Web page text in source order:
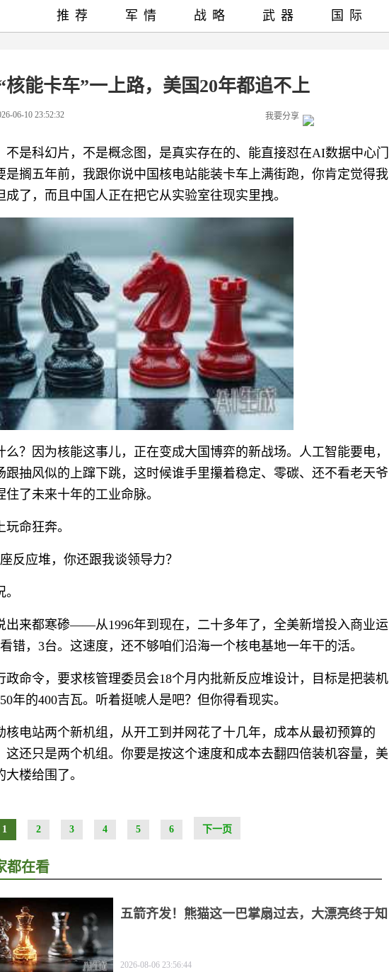
核能卡车”一上路，美国20年都追不上
06-10 23:52:32 我要分享
是科幻片，不是概念图，是真实存在的、能直接怼在AI数据中心门
是搁五年前，我跟你说中国核电站能装卡车上满街跑，你肯定觉得我
了，而且中国人正在把它从实验室往现实里拽。
？因为核能这事儿，正在变成大国博弈的新战场。人工智能要电，
跟抽风似的上蹿下跳，这时候谁手里攥着稳定、零碳、还不看老天爷
了未来十年的工业命脉。
命狂奔。
反应堆，你还跟我谈领导力？
出来都寒碜——从1996年到现在，二十多年了，全美新增投入商业运
错，3台。这速度，还不够咱们沿海一个核电基地一年干的活。
政命令，要求核管理委员会18个月内批新反应堆设计，目标是把装机
年的400吉瓦。听着挺唬人是吧？但你得看现实。
核电站两个新机组，从开工到并网花了十几年，成本从最初预算的
这还只是两个机组。你要是按这个速度和成本去翻四倍装机容量，美
楼给围了。
1 2 3 4 5 6 下一页
推荐 军情 战略 武器 国际
都在看
五箭齐发！熊猫这一巴掌扇过去，大漂亮终于知
2026-08-06 23:56:44